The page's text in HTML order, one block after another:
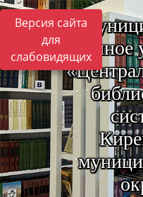
Версия сайта
для
слабовидящихказённое